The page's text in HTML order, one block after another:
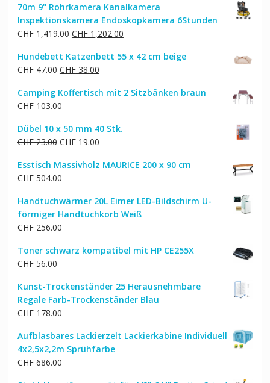
war:
CHF 29.00
ist:
CHF 23.00.
70m 9" Rohrkamera Kanalkamera
Inspektionskamera Endoskopkamera 6Stunden
CHF1,419.00 Ursprünglicher
war:
CHF 1,419.00
CHF1,202.00Aktueller
ist:
Hundebett Katzenbett 55 x 42 cm beige
CHF47.00 Ursprünglicher
war:
CHF 47.00
CHF38.00Aktueller
ist:
Camping Koffertisch mit 2 Sitzbänken braun
CHF103.00
Dübel 10 x 50 mm 40 Stk.
CHF23.00 Ursprünglicher
war:
CHF 23.00
CHF19.00Aktueller
ist:
Esstisch Massivholz MAURICE 200 x 90 cm
CHF504.00
Handtuchwärmer 20L Eimer LED-Bildschirm U-
förmiger Handtuchkorb Weiß
CHF256.00
Toner schwarz kompatibel mit HP CE255X
CHF56.00
Kunst-Trockenständer 25 Herausnehmbare
Regale Farb-Trockenständer Blau
CHF178.00
Aufblasbares Lackierzelt Lackierkabine Individuell
4x2,5x2,2m Sprühfarbe
CHF686.00